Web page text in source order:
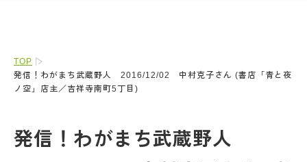
TOP
発信！わがまち武蔵野人 2016/12/02 中村克子さん (書店「青と夜
ノ空」店主／吉祥寺南町5丁目)
発信！わがまち武蔵野人